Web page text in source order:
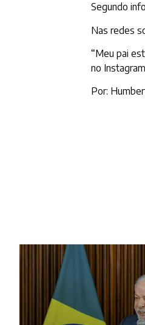
Segundo
Nas redes
“Meu pai
no
Por: